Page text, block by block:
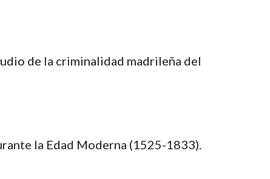
de la criminalidad madrileña del
la Edad Moderna (1525-1833).